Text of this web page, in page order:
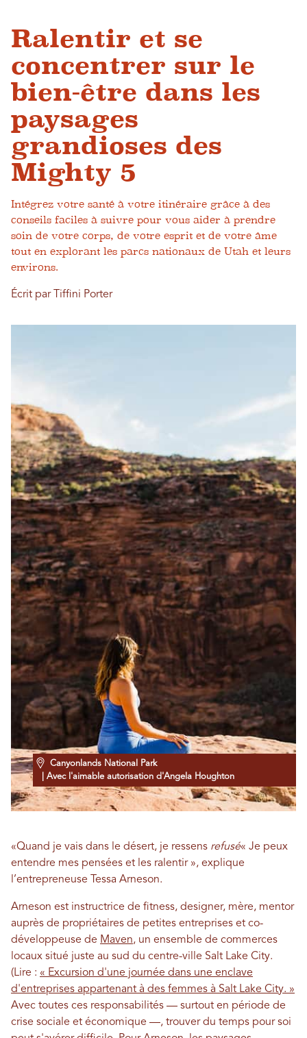
Ralentir et se
concentrer sur le
bien-être dans les
paysages
grandioses des
Mighty 5
Intégrez votre santé à votre itinéraire grâce à des
conseils faciles à suivre pour vous aider à prendre
soin de votre corps, de votre esprit et de votre âme
tout en explorant les parcs nationaux de Utah et leurs
environs.
Écrit par Tiffini Porter
Canyonlands National Park
| Avec l'aimable autorisation d'Angela Houghton
«Quand je vais dans le désert, je ressens refusé« Je peux
entendre mes pensées et les ralentir », explique
l’entrepreneuse Tessa Arneson.
Arneson est instructrice de fitness, designer, mère, mentor
auprès de propriétaires de petites entreprises et co-
développeuse de Maven, un ensemble de commerces
locaux situé juste au sud du centre-ville Salt Lake City.
(Lire : « Excursion d'une journée dans une enclave
d'entreprises appartenant à des femmes à Salt Lake City. »
Avec toutes ces responsabilités — surtout en période de
crise sociale et économique —, trouver du temps pour soi